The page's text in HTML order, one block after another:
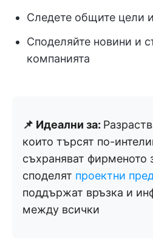
Следете общите цели
Споделяйте новини и
компанията
📌 Идеални за:
които търсят по-
съхраняват фирменото
споделят проектни
поддържат връзка и
между всички